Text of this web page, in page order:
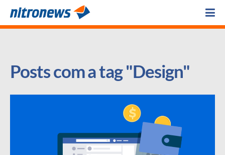
Posts com a tag "Design"